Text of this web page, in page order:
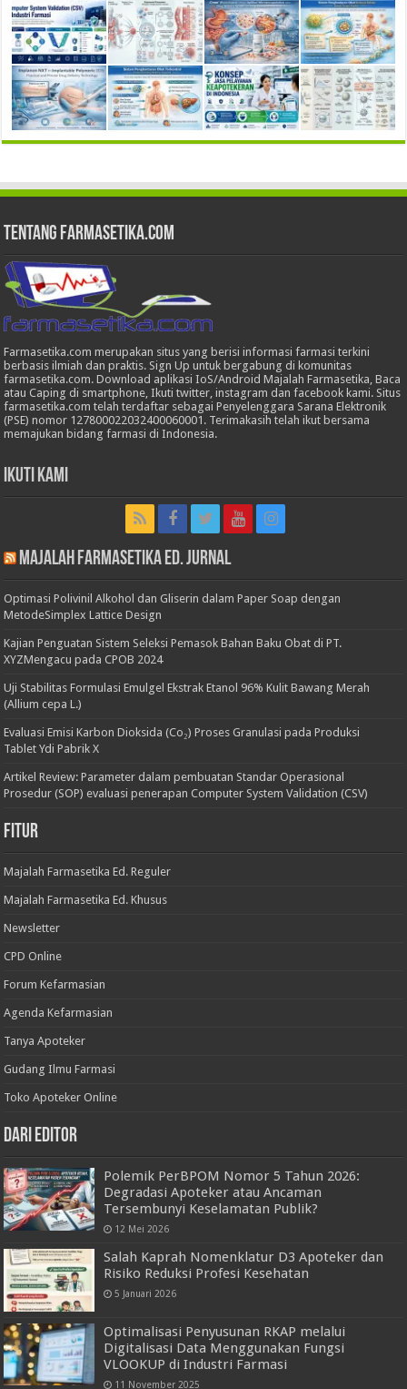
Tentang Farmasetika.com
Farmasetika.com merupakan situs yang berisi informasi farmasi terkini
berbasis ilmiah dan praktis. Sign Up untuk bergabung di komunitas
farmasetika.com. Download aplikasi IoS/Android Majalah Farmasetika, Baca
atau Caping di smartphone, Ikuti twitter, instagram dan facebook kami. Situs
farmasetika.com telah terdaftar sebagai Penyelenggara Sarana Elektronik
(PSE) nomor 127800022032400060001. Terimakasih telah ikut bersama
memajukan bidang farmasi di Indonesia.
Ikuti Kami
Majalah Farmasetika Ed. Jurnal
Optimasi Polivinil Alkohol dan Gliserin dalam Paper Soap dengan
MetodeSimplex Lattice Design
Kajian Penguatan Sistem Seleksi Pemasok Bahan Baku Obat di PT.
XYZMengacu pada CPOB 2024
Uji Stabilitas Formulasi Emulgel Ekstrak Etanol 96% Kulit Bawang Merah
(Allium cepa L.)
Evaluasi Emisi Karbon Dioksida (Co₂) Proses Granulasi pada Produksi
Tablet Ydi Pabrik X
Artikel Review: Parameter dalam pembuatan Standar Operasional
Prosedur (SOP) evaluasi penerapan Computer System Validation (CSV)
Fitur
Majalah Farmasetika Ed. Reguler
Majalah Farmasetika Ed. Khusus
Newsletter
CPD Online
Forum Kefarmasian
Agenda Kefarmasian
Tanya Apoteker
Gudang Ilmu Farmasi
Toko Apoteker Online
Dari Editor
Polemik PerBPOM Nomor 5 Tahun 2026:
Degradasi Apoteker atau Ancaman
Tersembunyi Keselamatan Publik?
12 Mei 2026
Salah Kaprah Nomenklatur D3 Apoteker dan
Risiko Reduksi Profesi Kesehatan
5 Januari 2026
Optimalisasi Penyusunan RKAP melalui
Digitalisasi Data Menggunakan Fungsi
VLOOKUP di Industri Farmasi
11 November 2025